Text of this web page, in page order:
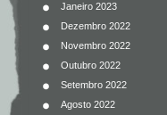
Janeiro 2023
Dezembro 2022
Novembro 2022
Outubro 2022
Setembro 2022
Agosto 2022